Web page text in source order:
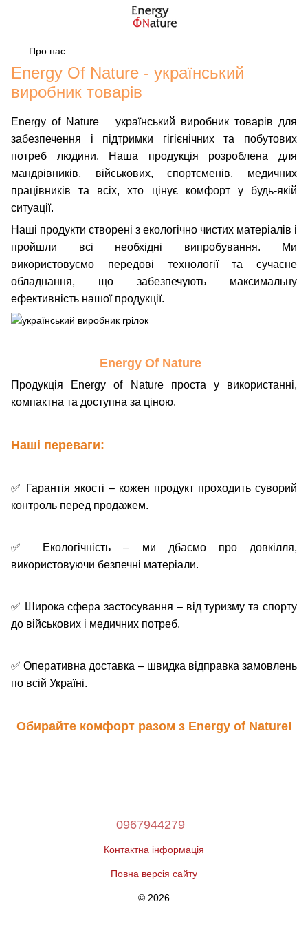
Про нас
Energy Of Nature - український
виробник товарів
Energy of Nature – український виробник товарів для
забезпечення і підтримки гігієнічних та побутових
потреб людини. Наша продукція розроблена для
мандрівників, військових, спортсменів, медичних
працівників та всіх, хто цінує комфорт у будь-якій
ситуації.
Наші продукти створені з екологічно чистих матеріалів і
пройшли всі необхідні випробування. Ми
використовуємо передові технології та сучасне
обладнання, що забезпечують максимальну
ефективність нашої продукції.
Energy Of Nature
Продукція Energy of Nature проста у використанні,
компактна та доступна за ціною.
Наші переваги:
✅
Гарантія якості – кожен продукт проходить суворий
контроль перед продажем.
✅
Екологічність – ми дбаємо про довкілля,
використовуючи безпечні матеріали.
✅ Широка сфера застосування – від туризму та спорту
до військових і медичних потреб.
✅ Оперативна доставка – швидка відправка замовлень
по всій Україні.
Обирайте комфорт разом з Energy of Nature!
0967944279
Контактна інформація
Повна версія сайту
© 2026